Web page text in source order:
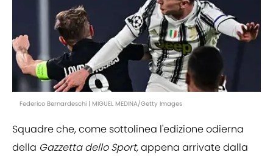
Federico Bernardeschi | MIGUEL MEDINA/Getty Images
Squadre che, come sottolinea l'edizione odierna
della Gazzetta dello Sport,appena arrivate dalla